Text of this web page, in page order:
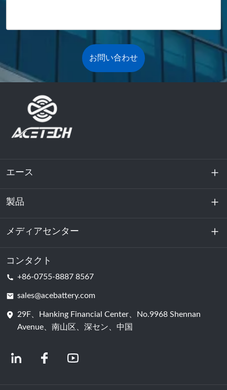
お問い合わせ
エース
私たちに関しては
持続可能性
製品
エネルギー貯蔵
データセンターおよびサーバー室
バッテリーセル
メディアセンター
ニュース
コンタクト
+86-0755-8887 8567
sales@acebattery.com
29F、Hanking Financial Center、No.9968 Shennan
Avenue、南山区、深セン、中国